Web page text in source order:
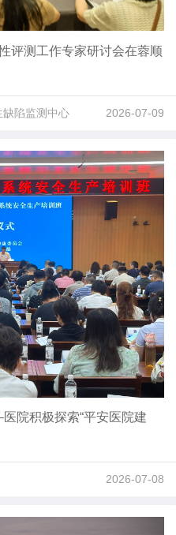
评测工作专家研讨会在蓉顺
陷监测中心 2026-07-09
院积极探索“平安医院建
2026-07-08